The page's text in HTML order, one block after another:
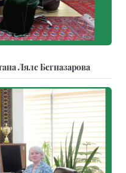
Ляле Бегназарова